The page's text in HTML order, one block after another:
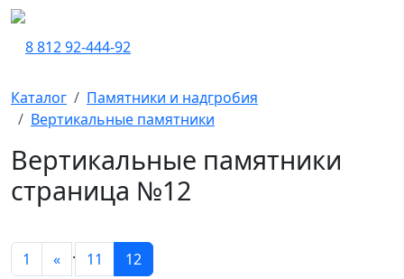
8 812 92-444-92
Каталог
Памятники и надгробия
Вертикальные памятники
Вертикальные памятники
страница №12
1 « . 11 12